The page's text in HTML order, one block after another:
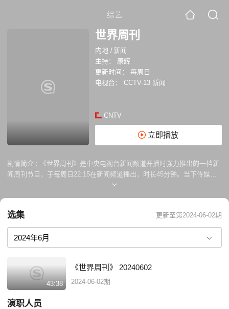
综艺
世界周刊
内地 /新闻
主持：
康辉
更新时间：
每周日
电视台：
CCTV-13 新闻
CNTV
立即播放
剧情简介 :
《世界周刊》是中央电视台新闻频道开播时强力推出的一档新
闻周刊节目，于每周日22:15在新闻频道播出，时长45分钟。当下传媒繁
荣，资讯泛滥。《世界周刊》着力于信息整合，打破不同媒体间隔，开辟
遭的环境有一个全面理性的认识。
选集 更新至第2024-06-02期
43:38
《世界周刊》 20240602
2024-06-02期
演职人员